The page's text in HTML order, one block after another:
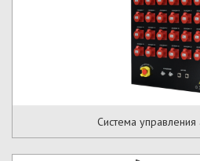
Система управления